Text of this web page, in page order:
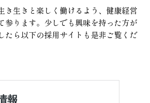
き生きと楽しく働けるよう、健康経営
参ります。少しでも興味を持った方が
たら以下の採用サイトも是非ご覧くだ